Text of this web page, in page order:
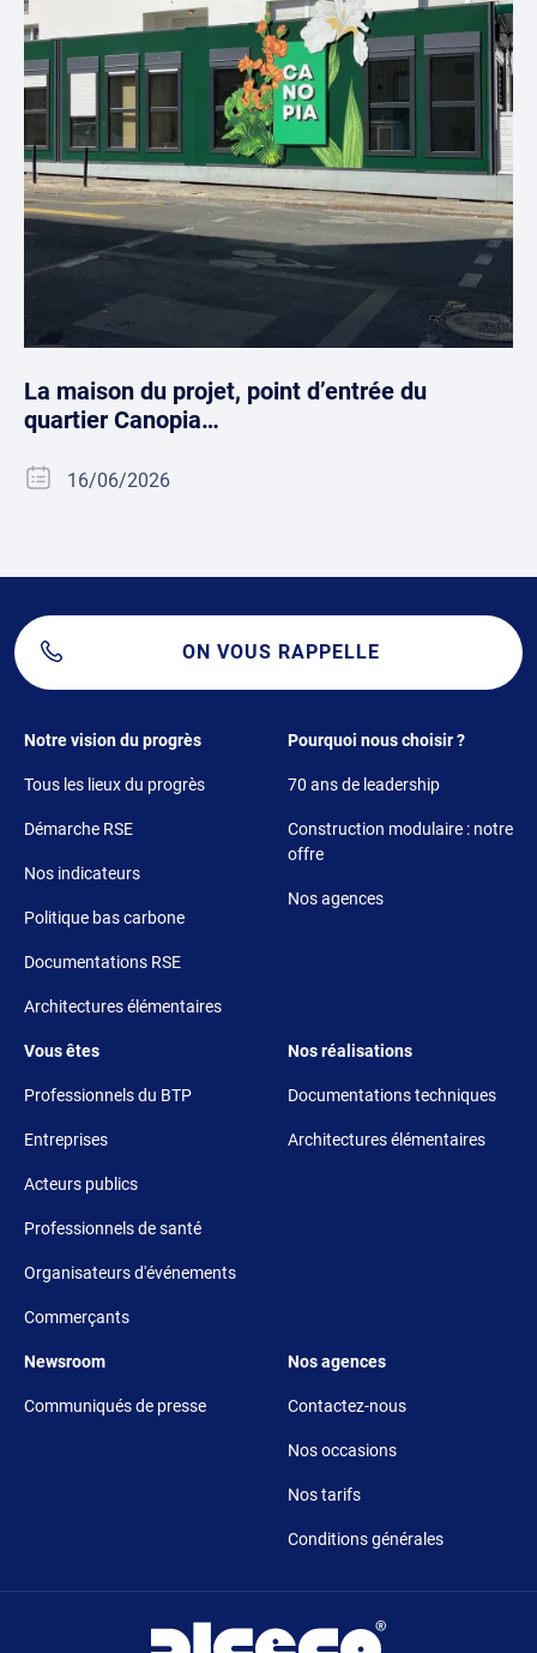
La maison du projet, point d’entrée du
quartier Canopia…
16/06/2026
ON VOUS RAPPELLE
Footer 1
Notre vision du progrès
Tous les lieux du progrès
Démarche RSE
Nos indicateurs
Politique bas carbone
Documentations RSE
Architectures élémentaires
Footer 2
Pourquoi nous choisir ?
70 ans de leadership
Construction modulaire : notre
offre
Nos agences
Footer 3
Vous êtes
Professionnels du BTP
Entreprises
Acteurs publics
Professionnels de santé
Organisateurs d'événements
Commerçants
Footer 4
Nos réalisations
Documentations techniques
Architectures élémentaires
Footer 5
Newsroom
Communiqués de presse
Footer 6
Nos agences
Contactez-nous
Nos occasions
Nos tarifs
Conditions générales